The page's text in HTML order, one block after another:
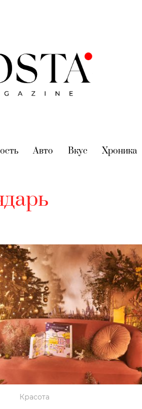
(current)
Авто (current)
Вкус (current)
Хроника
Красота